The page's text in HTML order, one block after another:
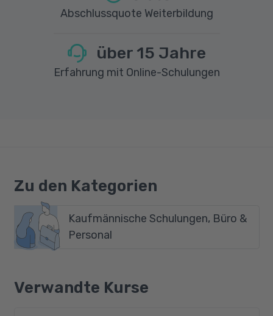
Abschlussquote Weiterbildung
über 15 Jahre
Erfahrung mit Online-Schulungen
Zu den Kategorien
Kaufmännische Schulungen, Büro &
Personal
Verwandte Kurse